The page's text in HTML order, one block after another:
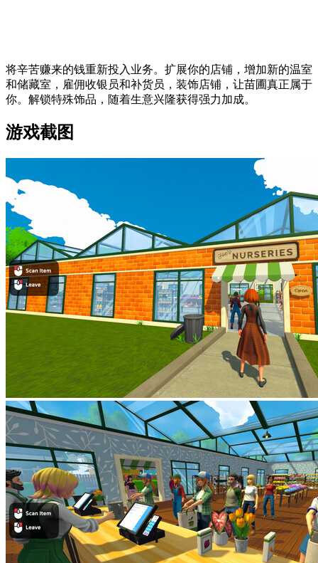
将辛苦赚来的钱重新投入业务。扩展你的店铺，增加新的温室
和储藏室，雇佣收银员和补货员，装饰店铺，让苗圃真正属于
你。解锁特殊饰品，随着生意兴隆获得强力加成。
游戏截图